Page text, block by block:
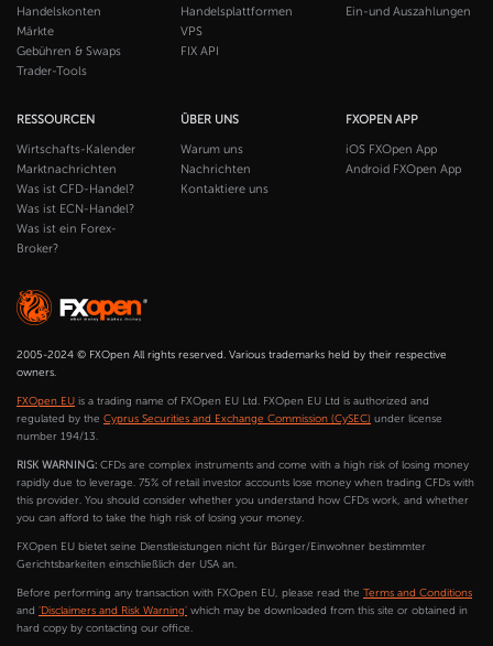
Handelskonten
Märkte
Gebühren & Swaps
Trader-Tools
Handelsplattformen
VPS
FIX API
Ein-und Auszahlungen
RESSOURCEN
Wirtschafts-Kalender
Marktnachrichten
Was ist CFD-Handel?
Was ist ECN-Handel?
Was ist ein Forex-
Broker?
ÜBER UNS
Warum uns
Nachrichten
Kontaktiere uns
FXOPEN APP
iOS FXOpen App
Android FXOpen App
2005-2024 © FXOpen All rights reserved. Various trademarks held by their respective
owners.
FXOpen EU is a trading name of FXOpen EU Ltd. FXOpen EU Ltd is authorized and
regulated by the Cyprus Securities and Exchange Commission (CySEC) under license
number 194/13.
RISK WARNING: CFDs are complex instruments and come with a high risk of losing money
rapidly due to leverage. 75% of retail investor accounts lose money when trading CFDs with
this provider. You should consider whether you understand how CFDs work, and whether
you can afford to take the high risk of losing your money.
FXOpen EU bietet seine Dienstleistungen nicht für Bürger/Einwohner bestimmter
Gerichtsbarkeiten einschließlich der USA an.
Before performing any transaction with FXOpen EU, please read the Terms and Conditions
and 'Disclaimers and Risk Warning' which may be downloaded from this site or obtained in
hard copy by contacting our office.